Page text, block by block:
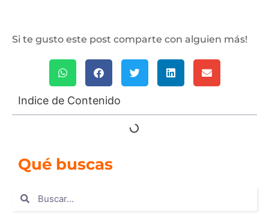
Si te gusto este post comparte con alguien más!
Indice de Contenido
Qué buscas